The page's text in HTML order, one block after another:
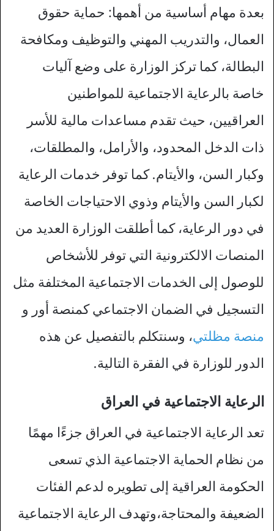
بعدة مهام أساسية من أهمها: حماية حقوق
العمال، والتدريب المهني والتوظيف ومكافحة
البطالة، كما تركز الوزارة على وضع آليات
خاصة بالرعاية الاجتماعية للمواطنين
العراقيين، حيث تقدم مساعدات مالية للأسر
ذات الدخل المحدود، والأرامل، والمطلقات،
وكبار السن، والأيتام. كما توفر خدمات الرعاية
لكبار السن والأيتام وذوي الاحتياجات الخاصة
في دور الرعاية، كما أطلقت الوزارة العديد من
المنصات الالكترونية التي توفر للأشخاص
للوصول إلى الخدمات الاجتماعية المختلفة مثل
التسجيل في الضمان الاجتماعي كمنصة أور و
منصة مظلتي، وسنتكلم بالتفصيل عن هذه
الدور للوزارة في الفقرة التالية.
الرعاية الاجتماعية في العراق
تعد الرعاية الاجتماعية في العراق جزءًا مهمًا
من نظام الحماية الاجتماعية الذي تسعى
الحكومة العراقية إلى تطويره لدعم الفئات
الضعيفة والمحتاجة،وتهدف الرعاية الاجتماعية